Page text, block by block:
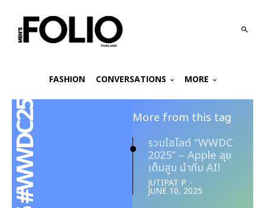
FASHION CONVERSATIONS MORE
More from this tag
รวมไฮไลต์ “WWDC
2025” – Apple ลุย
เต็มสูบ นำทีม AI!
JUTIPAT P -
JUNE 10, 2025